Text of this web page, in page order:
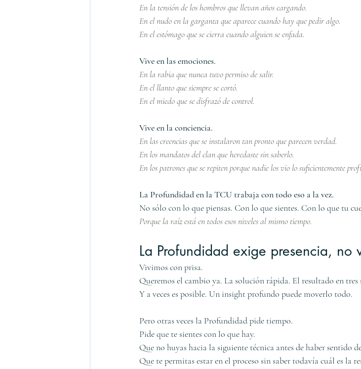
En la tensión de los hombros que llevan años cargando.
En el nudo en la garganta que aparece cuando hay que pedir algo.
En el estómago que se cierra cuando alguien se enfada.
Vive en las emociones.
En la rabia que nunca tuvo permiso de salir.
En el llanto que siempre se cortó.
En el miedo que se disfrazó de control.
Vive en la conciencia.
En las creencias que se instalaron tan pronto que parecen verdad.
En los mandatos del clan que heredaste sin saberlo.
En los patrones que se repiten porque nadie los vio lo suficientemente
La Profundidad en la TCU trabaja con todo eso a la vez.
No sólo con lo que piensas. Con lo que sientes. Con lo que tu
Porque la raíz está en todos esos niveles al mismo tiempo.
La Profundidad exige presencia, no
Vivimos con prisa.
Queremos el cambio ya. La solución rápida. El resultado en tres
Y a veces es posible. Un insight profundo puede moverlo todo.
Pero otras veces la Profundidad pide tiempo.
Pide que te sientes con lo que hay.
Que no huyas hacia la siguiente técnica antes de haber sentido
Que te permitas estar en el proceso sin saber todavía cuál es la